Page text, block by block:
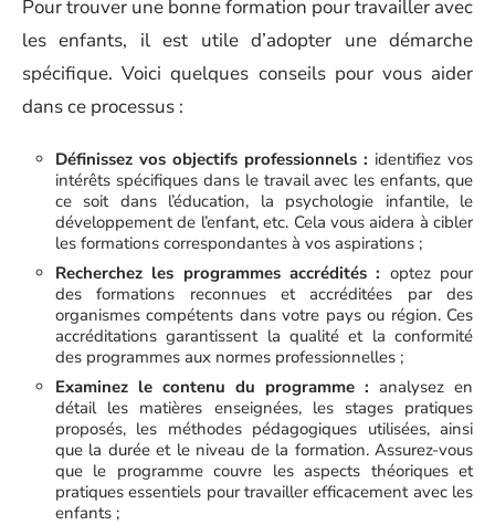
Pour trouver une bonne formation pour travailler avec
les enfants, il est utile d’adopter une démarche
spécifique. Voici quelques conseils pour vous aider
dans ce processus :
Définissez vos objectifs professionnels : identifiez vos
intérêts spécifiques dans le travail avec les enfants, que
ce soit dans l’éducation, la psychologie infantile, le
développement de l’enfant, etc. Cela vous aidera à cibler
les formations correspondantes à vos aspirations ;
Recherchez les programmes accrédités : optez pour
des formations reconnues et accréditées par des
organismes compétents dans votre pays ou région. Ces
accréditations garantissent la qualité et la conformité
des programmes aux normes professionnelles ;
Examinez le contenu du programme : analysez en
détail les matières enseignées, les stages pratiques
proposés, les méthodes pédagogiques utilisées, ainsi
que la durée et le niveau de la formation. Assurez-vous
que le programme couvre les aspects théoriques et
pratiques essentiels pour travailler efficacement avec les
enfants ;